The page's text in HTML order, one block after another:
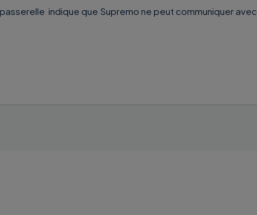
indique que Supremo ne peut communiquer avec